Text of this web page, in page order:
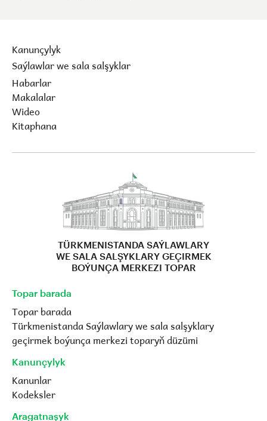
Kanunçylyk
Saýlawlar we sala salşyklar
Habarlar
Makalalar
Wideo
Kitaphana
TÜRKMENISTANDA SAÝLAWLARY
WE SALA SALŞYKLARY GEÇIRMEK
BOÝUNÇA MERKEZI TOPAR
Topar barada
Topar barada
Türkmenistanda Saýlawlary we sala salşyklary
geçirmek boýunça merkezi toparyň düzümi
Kanunçylyk
Kanunlar
Kodeksler
Aragatnaşyk